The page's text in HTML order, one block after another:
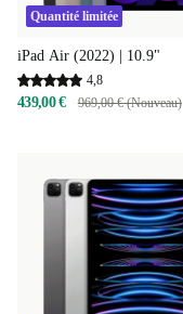
Quantité limitée
iPad Air (2022) | 10.9"
4,8
439,00 € 969,00 € (Nouveau)